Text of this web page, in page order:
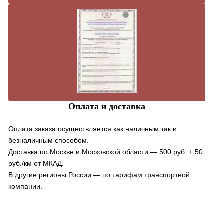
Оплата и доставка
Оплата заказа осуществляется как наличным так и
безналичным способом.
Доставка по Москве и Московской области — 500 руб. + 50
руб./км от МКАД.
В другие регионы России — по тарифам транспортной
компании.